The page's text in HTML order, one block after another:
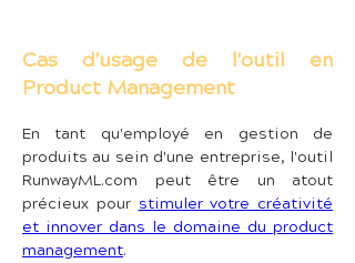
Cas d'usage de l'outil en
Product Management
En tant qu'employé en gestion de
produits au sein d'une entreprise, l'outil
RunwayML.com peut être un atout
précieux pour stimuler votre créativité
et innover dans le domaine du product
management.